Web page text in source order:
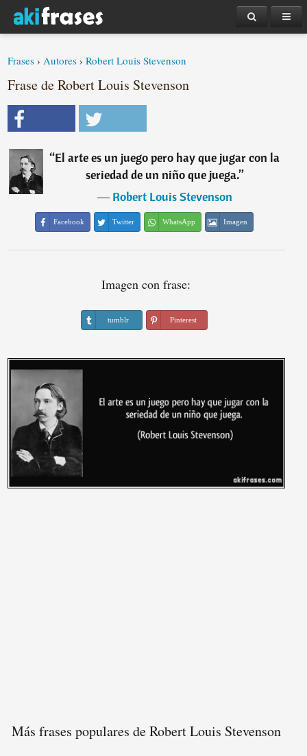
Frases ›Autores ›Robert Louis Stevenson
Frase de Robert Louis Stevenson
“El arte es un juego pero hay que jugar con la
seriedad de un niño que juega.”
―Robert Louis Stevenson
Facebook Twitter WhatsApp Imagen
Imagen con frase:
tumblr Pinterest
Más frases populares de Robert Louis Stevenson